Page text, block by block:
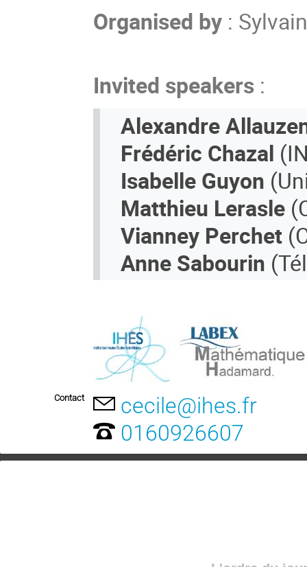
Organised by :
Invited speakers :
Alexandre
Frédéric Chazal
Isabelle Guyon
Matthieu Lerasle
Vianney Perchet
Anne Sabourin
Contact
cecile@ihes.fr
0160926607